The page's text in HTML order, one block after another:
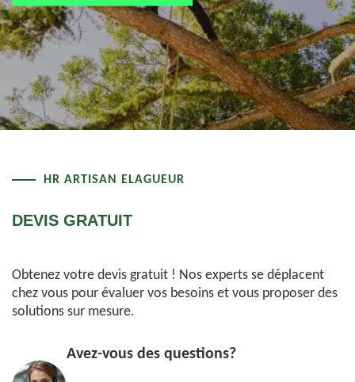
HR ARTISAN ELAGUEUR
DEVIS GRATUIT
Obtenez votre devis gratuit ! Nos experts se déplacent
chez vous pour évaluer vos besoins et vous proposer des
solutions sur mesure.
Avez-vous des questions?